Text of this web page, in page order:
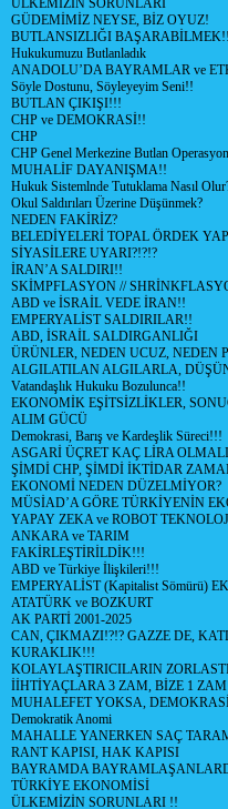
ÜLKEMİZİN SORUNLARI
GÜDEMİMİZ NEYSE, BİZ OYUZ!
BUTLANSIZLIĞI
Hukukumuzu Butlanladık
ANADOLU’DA BAYRAMLAR ve
Söyle Dostunu, Söyleyeyim Seni!!
BUTLAN ÇIKIŞI!!!
CHP ve DEMOKRASİ!!
CHP
CHP Genel Merkezine Butlan
MUHALİF DAYANIŞMA!!
Hukuk Sistemlnde Tutuklama Nasıl
Okul Saldırıları Üzerine Düşünmek?
NEDEN FAKİRİZ?
BELEDİYELERİ TOPAL ÖRDEK
SİYASİLERE UYARI?!?!?
İRAN’A SALDIRI!!
SKİMPFLASYON //
ABD ve İSRAİL VEDE İRAN!!
EMPERYALİST SALDIRILAR!!
ABD, İSRAİL SALDIRGANLIĞI
ÜRÜNLER, NEDEN UCUZ, NEDEN
ALGILATILAN ALGILARLA,
Vatandaşlık Hukuku Bozulunca!!
EKONOMİK EŞİTSİZLİKLER,
ALIM GÜCÜ
Demokrasi, Barış ve Kardeşlik Süreci!!!
ASGARİ ÜÇRET KAÇ LİRA
ŞİMDİ CHP, ŞİMDİ İKTİDAR
EKONOMİ NEDEN DÜZELMİYOR?
MÜSİAD’A GÖRE TÜRKİYENİN
YAPAY ZEKA ve ROBOT
ANKARA ve TARIM
FAKİRLEŞTİRİLDİK!!!
ABD ve Türkiye İlişkileri!!!
EMPERYALİST (Kapitalist Sömürü)
ATATÜRK ve BOZKURT
AK PARTİ 2001-2025
CAN, ÇIKMAZI!?!? GAZZE DE,
KURAKLIK!!!
KOLAYLAŞTIRICILARIN
İİHTİYAÇLARA 3 ZAM, BİZE 1
MUHALEFET YOKSA,
Demokratik Anomi
MAHALLE YANERKEN SAÇ
RANT KAPISI, HAK KAPISI
BAYRAMDA
TÜRKİYE EKONOMİSİ
ÜLKEMİZİN SORUNLARI !!